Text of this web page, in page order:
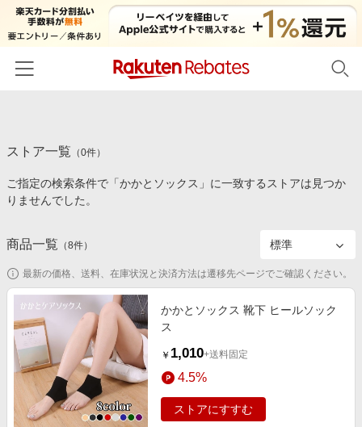
カテゴリー一覧
百貨店・総合ECモール
食品・スイーツ・お酒
コスメ・健康・医薬品
キッズ・ベビー用品
家電・PC・スマホ・カメラ
エンタメ
スポーツ・アウトドア・ゴルフ
インテリア・寝具
イベント一覧
初回購入者限定特典
対象ストア新規限定特典
新着ストアのご紹介
電子書籍特集
楽天ペイ導入ストア
楽天サービス特集
旅行特集
楽天IDでログイン/会員登録
ストア一覧 （0件）
ご指定の検索条件で「かかとソックス」に一致するストアは見つか
りませんでした。
商品一覧 （8件）
最新の価格、送料、在庫状況と決済方法は遷移先ページでご確認ください。
かかとソックス 靴下 ヒールソック
ス
￥ 1,010+送料固定
4.5%
ストアにすすむ